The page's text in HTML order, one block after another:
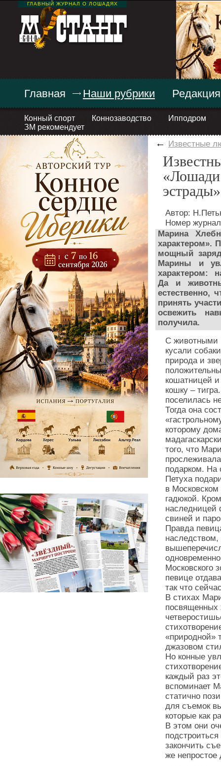
ГЛАВНЫЙ ЖУРНАЛ О ЛОШАДЯХ
Главная Наши рубрики
Конный спорт Коннозаводство
Ипподром
ЗМ рекомендует
Редакция
← Известные
«Лошади
эстрады»
Автор:
Номер
Марина
характером».
мощный
Марины и
характером:
Да и
естественно,
принять
освежить
получила.
С животными
кусали
природа и
кошатницей
кошку –
поселилась
Тогда она
которому
того, что
подарком. На
Петуха
в Московском
гадюкой.
наследницей
свиней и
Правда
Московского
певице
так что
В стихах
посвященных
«природной»
джазовом
Но конные
каждый раз
вспоминает
статично
для съемок
которые как
В этом они
закончить
же